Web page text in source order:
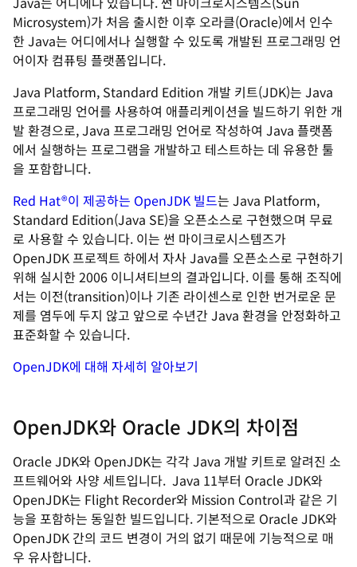
Microsystem)가 처음 출시한 이후 오라클(Oracle)에서 인수
한 Java는 어디에서나 실행할 수 있도록 개발된 프로그래밍 언
어이자 컴퓨팅 플랫폼입니다.
Java Platform, Standard Edition 개발 키트(JDK)는 Java
프로그래밍 언어를 사용하여 애플리케이션을 빌드하기 위한 개
발 환경으로, Java 프로그래밍 언어로 작성하여 Java 플랫폼
에서 실행하는 프로그램을 개발하고 테스트하는 데 유용한 툴
을 포함합니다.
Red Hat®이 제공하는 OpenJDK 빌드는 Java Platform,
Standard Edition(Java SE)을 오픈소스로 구현했으며 무료
로 사용할 수 있습니다. 이는 썬 마이크로시스템즈가
OpenJDK 프로젝트 하에서 자사 Java를 오픈소스로 구현하기
위해 실시한 2006 이니셔티브의 결과입니다. 이를 통해 조직에
서는 이전(transition)이나 기존 라이센스로 인한 번거로운 문
제를 염두에 두지 않고 앞으로 수년간 Java 환경을 안정화하고
표준화할 수 있습니다.
OpenJDK에 대해 자세히 알아보기
OpenJDK와 Oracle JDK의 차이점
Oracle JDK와 OpenJDK는 각각 Java 개발 키트로 알려진 소
프트웨어와 사양 세트입니다. Java 11부터 Oracle JDK와
OpenJDK는 Flight Recorder와 Mission Control과 같은 기
능을 포함하는 동일한 빌드입니다. 기본적으로 Oracle JDK와
OpenJDK 간의 코드 변경이 거의 없기 때문에 기능적으로 매
우 유사합니다.